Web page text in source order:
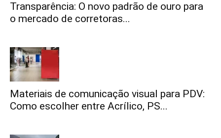
Transparência: O novo padrão de ouro para
o mercado de corretoras...
Materiais de comunicação visual para PDV:
Como escolher entre Acrílico, PS...